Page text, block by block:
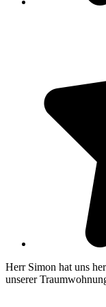
Herr Simon hat uns
unserer